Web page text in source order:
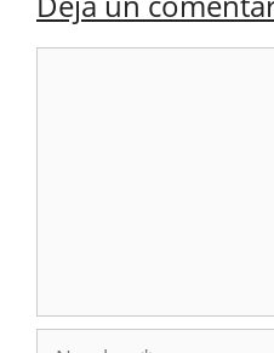
Nombre